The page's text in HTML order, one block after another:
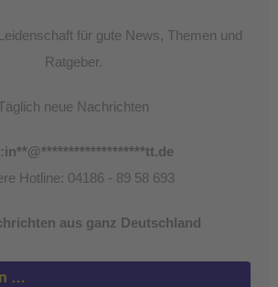
für gute News, Themen und
Ratgeber.
neue Nachrichten
in**@*******************tt.de
Hotline: 04186 - 89 58 693
aus ganz Deutschland
…